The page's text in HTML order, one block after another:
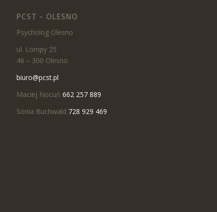
PCST – OLESNO
Psycholog Olesno
ul. Lompy 25
46 – 300 Olesno
biuro@pcst.pl
Maciej Nocuń 662 257 889
Sonia Buchwald 728 929 469